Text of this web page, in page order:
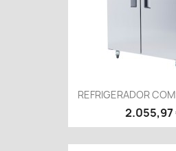
REFRIGERADOR
2.055,97